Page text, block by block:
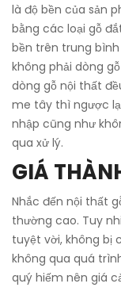
là độ bền của sản
bằng các loại gỗ
bền trên trung
không phải dòng
dòng gỗ nội thất
me tây thì ngược
nhập cũng như
qua xử lý.
GIÁ
Nhắc đến nội thất
thường cao. Tuy
tuyệt vời, không bị
không qua quá
quý hiếm nên giá